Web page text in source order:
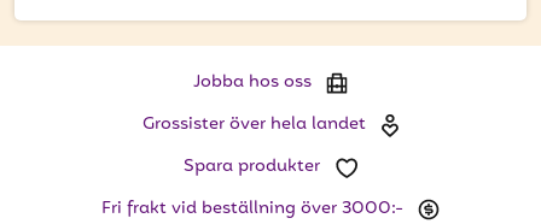
PRENUMERERA
Jobba hos oss
Grossister över hela landet
Spara produkter
Fri frakt vid beställning över 3000:-